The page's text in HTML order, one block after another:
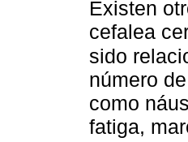
Existen
cefalea
sido
número
como
fatiga,